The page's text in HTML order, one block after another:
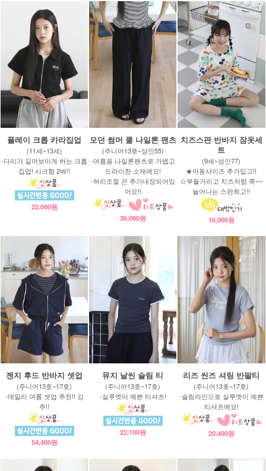
플레이 크롭 카라집업
(11세~13세)
-다리가 길어보이게 하는 크롭
집업! 시크함 2배!!
22,000원
모던 썸머 쿨 나일론 팬츠
(주니어13호~성인55)
-여름용 나일론팬츠로 가볍고
드라이한 소재에요!
-허리조절 끈 추가내장되어있
어요!!
36,000원
치즈스판 반바지 잠옷세
트
(9세~성인77)
★아동사이즈 추가입고!!
☆부들거리고 치즈처럼 쭉~~
늘어나는 스판최고!!
16,000원
젠지 후드 반바지 셋업
(주니어13호~17호)
-데일리 여름 셋업 추천!! 강
추!!
54,400원
뮤지 날씬 슬림 티
(주니어13호~17호)
-실루엣이 예쁜 티셔츠!
22,100원
리즈 씬즈 셔링 반팔티
(주니어13호~17호)
-슬림라인으로 실루엣이 예쁜
티셔츠에요!
20,400원